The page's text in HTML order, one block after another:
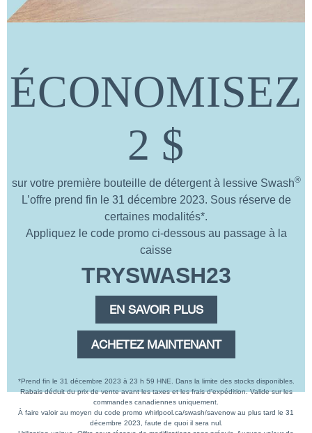
ÉCONOMISEZ
2 $
sur votre première bouteille de détergent à lessive Swash®
L’offre prend fin le 31 décembre 2023. Sous réserve de
certaines modalités*.
Appliquez le code promo ci-dessous au passage à la
caisse
TRYSWASH23
EN SAVOIR PLUS
ACHETEZ MAINTENANT
*Prend fin le 31 décembre 2023 à 23 h 59 HNE. Dans la limite des stocks disponibles.
Rabais déduit du prix de vente avant les taxes et les frais d'expédition. Valide sur les
commandes canadiennes uniquement.
À faire valoir au moyen du code promo whirlpool.ca/swash/savenow au plus tard le 31
décembre 2023, faute de quoi il sera nul.